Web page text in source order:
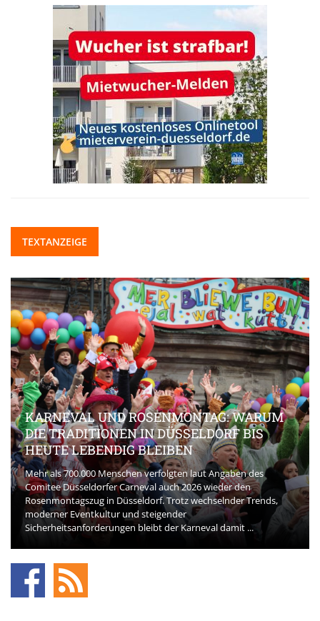
TEXTANZEIGE
KARNEVAL UND ROSENMONTAG: WARUM
DIE TRADITIONEN IN DÜSSELDORF BIS
HEUTE LEBENDIG BLEIBEN
Mehr als 700.000 Menschen verfolgten laut Angaben des
Comitee Düsseldorfer Carneval auch 2026 wieder den
Rosenmontagszug in Düsseldorf. Trotz wechselnder Trends,
moderner Eventkultur und steigender
Sicherheitsanforderungen bleibt der Karneval damit ...